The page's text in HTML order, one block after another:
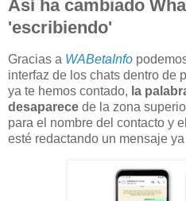
Así ha cambiado
'escribiendo'
Gracias a WABetaInfo
interfaz de los chats dentro de
ya te hemos contado, la
desaparece de la zona
para el nombre del contacto y
esté redactando un mensaje